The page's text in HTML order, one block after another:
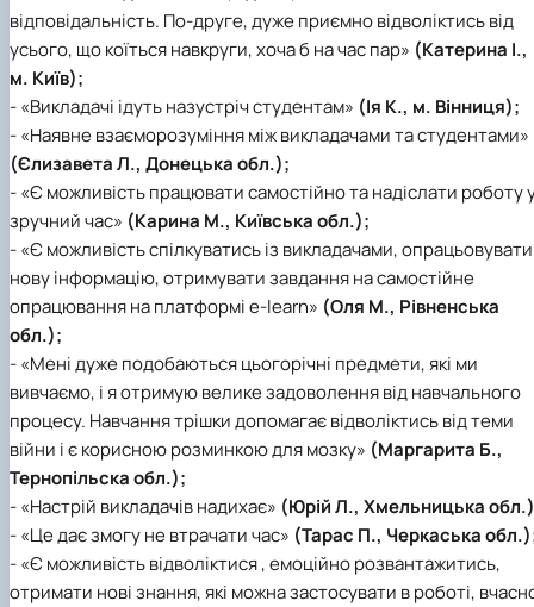
відповідальність. По-друге, дуже приємно відволіктись від
усього, що коїться навкруги, хоча б на час пар» (Катерина І.,
м. Київ);
- «Викладачі ідуть назустріч студентам» (Ія К., м. Вінниця);
- «Наявне взаєморозуміння між викладачами та студентами»
(Єлизавета Л., Донецька обл.);
- «Є можливість працювати самостійно та надіслати роботу
зручний час» (Карина М., Київська обл.);
- «Є можливість спілкуватись із викладачами, опрацьовувати
нову інформацію, отримувати завдання на самостійне
опрацювання на платформі e-learn» (Оля М., Рівненська
обл.);
- «Мені дуже подобаються цьогорічні предмети, які ми
вивчаємо, і я отримую велике задоволення від навчального
процесу. Навчання трішки допомагає відволіктись від теми
війни і є корисною розминкою для мозку» (Маргарита Б.,
Тернопільска обл.);
- «Настрій викладачів надихає» (Юрій Л., Хмельницька
- «Це дає змогу не втрачати час» (Тарас П., Черкаська
- «Є можливість відволіктися , емоційно розвантажитись,
отримати нові знання, які можна застосувати в роботі,